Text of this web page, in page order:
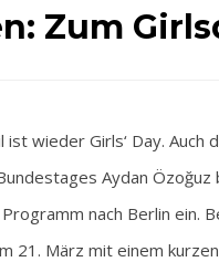
Zum
ist wieder Girls‘ Day.
Aydan
nach Berlin ein.
21. März mit einem